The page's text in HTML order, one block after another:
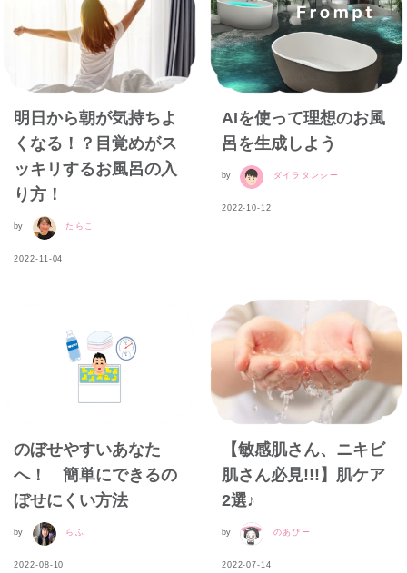
明日から朝が気持ちよ
くなる！？目覚めがス
ッキリするお風呂の入
り方！
by たらこ
2022-11-04
AIを使って理想のお風
呂を生成しよう
by ダイラタンシー
2022-10-12
のぼせやすいあなた
へ！ 簡単にできるの
ぼせにくい方法
by らふ
2022-08-10
【敏感肌さん、ニキビ
肌さん必見!!!】肌ケア
2選♪
by のあぴー
2022-07-14